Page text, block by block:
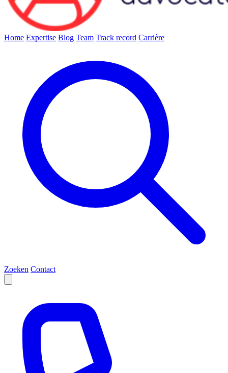
Home Expertise Blog Team Track record Carrière
Zoeken Contact